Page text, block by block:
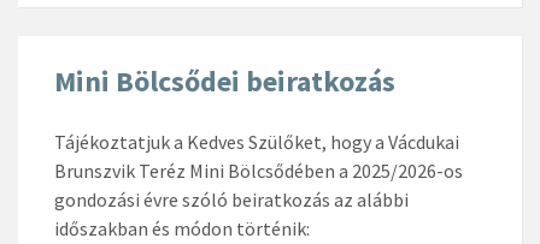
Mini Bölcsődei beiratkozás
Tájékoztatjuk a Kedves Szülőket, hogy a Vácdukai
Brunszvik Teréz Mini Bölcsődében a 2025/2026-os
gondozási évre szóló beiratkozás az alábbi
időszakban és módon történik: